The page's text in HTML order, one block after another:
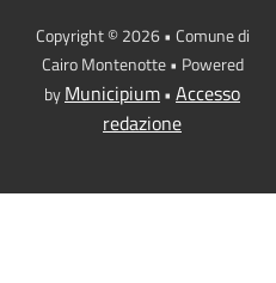
Copyright © 2026 • Comune di
Cairo Montenotte • Powered
byMunicipium• Accesso
redazione